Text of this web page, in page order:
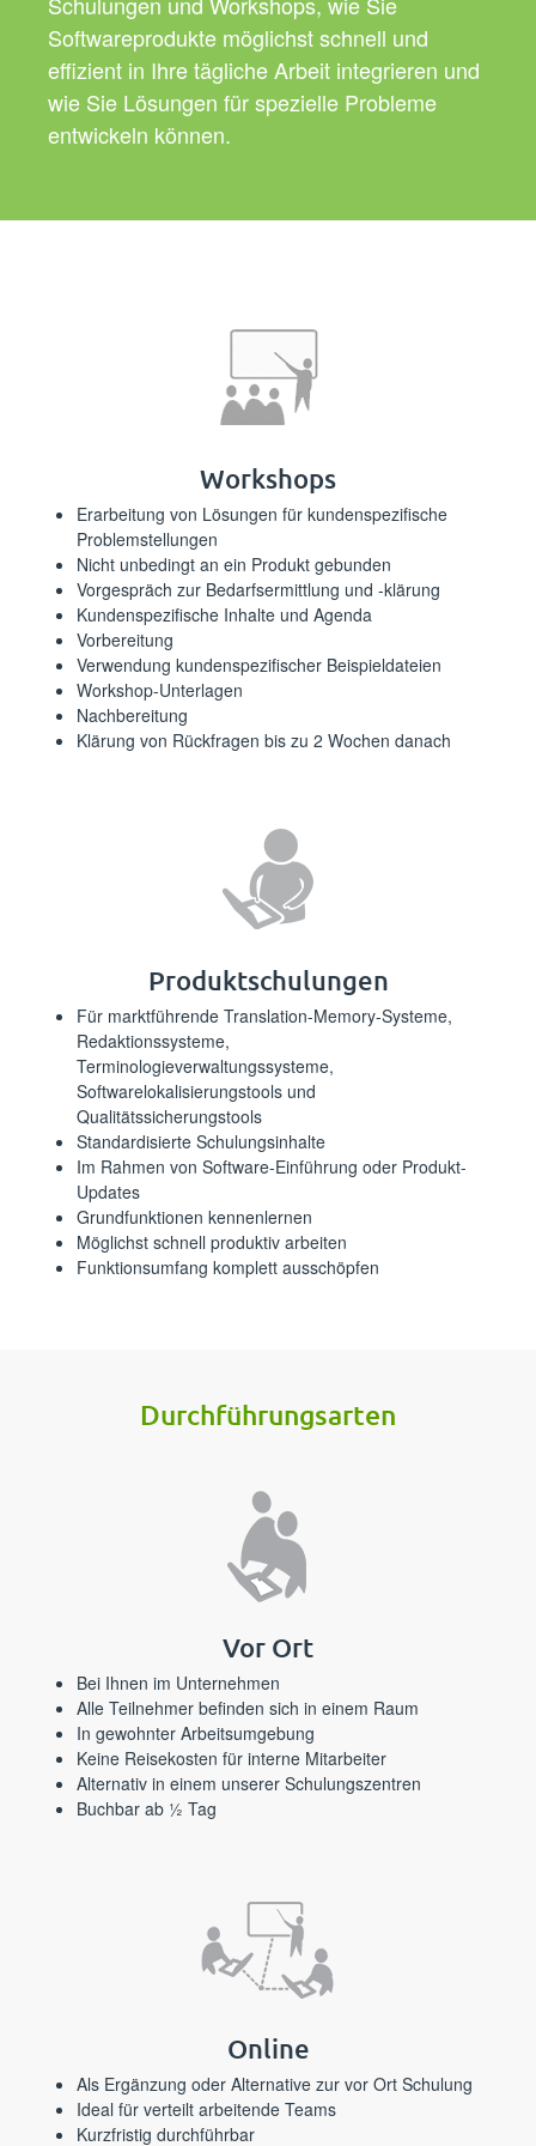
Softwareprodukte möglichst schnell und
effizient in Ihre tägliche Arbeit integrieren und
wie Sie Lösungen für spezielle Probleme
entwickeln können.⁪⁪
⁪⁪⁪‍‍‍‍‍‌​​​‍‌​‌‍‌​‍‌​​​‍​‍‍​​‍‌​​‍​‌‍​‍​​‌⁪Workshops⁪⁪
⁪⁪⁪‌​‌‍​‌‌‍​‍‍​‍‍​‌‌‌‌​‍​​​‌‍‍​​‍‍‍‍‍‌​‍​​‌⁪Erarbeitung von Lösungen für kundenspezifische
Problemstellungen⁪⁪
⁪⁪⁪‌‍​‌‌‍‌‍‍​​‍‍‍‍‍​​‍‌‍​‍​​‍‌‌‍‍‌​‌‍‌‍⁪Nicht unbedingt an ein Produkt gebunden⁪⁪
⁪⁪⁪‌​‍‍​​‌‍‍‍​‌‍‍‍​‍​​​‌​‌‍​‌​​‌‌‍‌‍​​‍‍‍​​​⁪Vorgespräch zur Bedarfsermittlung und -klärung⁪⁪
⁪⁪⁪‍‌‍‌​‍​‍‌​​‌​​‍‍‍‌‍‌​‌​​​​‌​​‍‍‍​‌‌‍​‌‌​⁪Kundenspezifische Inhalte und Agenda⁪⁪
⁪⁪⁪‌‌‍​‍‌​‍​​‍‌‌‍‍‌‌​‌‍​‌‌​‌​‍‌‍‌‌‌‍‌​‌​‌‍⁪Vorbereitung⁪⁪
⁪⁪⁪‍‍‍‌‍​‌‍‌‌​​‍‌‌‍‌‍‌‌​‌​‍‍​‍‌‍‍‍​​‌‌‌‍​‍‌⁪Verwendung kundenspezifischer Beispieldateien⁪⁪
⁪⁪⁪‌‍​‍​​​‌‍‌‌‌​‌‌‌‌​​‌‌‌​​‌‌‌​‌‌​‌‍​‍​​​​‌⁪Workshop-Unterlagen⁪⁪
⁪⁪⁪‌​​‍‌​​​​‍​‌‌‌‍‌‍‍​‌‌‌​‌‌‍‌​‍​‌‍​‍‍​‌‍‍​‍⁪Nachbereitung⁪⁪
⁪⁪⁪‌​​‌‍‌​​‌​​​​‍​‍​‌‌‍‌‍‍​‌‍​‌‌‌‍‍‍‌‍​‌​​‌​⁪Klärung von Rückfragen bis zu 2 Wochen danach⁪⁪
⁪⁪⁪‌‌​‍​‌‌​‍‍‌‌‍​‍‌‍‍‌‌​‍‍‍‌‍‌‌‌‌​‍‍‍‍​​‌​​‌⁪Produktschulungen⁪⁪
⁪⁪⁪‍‌‍​‌‍‌‌‌​​‍​​‌​​‌‌​‍‌​‌‌​‍‍‍​‍​‍​‍‌​​‌​⁪Für marktführende Translation-Memory-Systeme,
Redaktionssysteme,
Terminologieverwaltungssysteme,
Softwarelokalisierungstools und
Qualitätssicherungstools⁪⁪
⁪⁪⁪‍​‍‌‍​​‌‌‌‍​​​‍‍‍‌‌​‍‍‌‍‍‌‍​​‌‍‍‌‌​​‍​‍‍⁪Standardisierte Schulungsinhalte⁪⁪
⁪⁪⁪‌​​‌‌‌‍‍​‌​​​‌‍‌​‍‍​​‍‌‌‍‌‌​​​‍​‌​​​‍‌​‍‍⁪Im Rahmen von Software-Einführung oder Produkt-
Updates⁪⁪
⁪⁪⁪‌‌​​‍​‌​‍‍‍​‌‍‌​‌‌‍‍​​‍​‍​‌​​‍‍‍​‌‌​‍‍‌‍⁪Grundfunktionen kennenlernen⁪⁪
⁪⁪⁪‌‌​‌‍‌​‍​‌​​‌‍‍‌‍‍​‌‍‌‌‌‍​‌‍‍​‍‍​‍‌‌‍​‌‍‌⁪Möglichst schnell produktiv arbeiten⁪⁪
⁪⁪⁪‌‌​‌​​‌‌‌​​​​‍‍​​​​‌​​‌‍​​‌​​‍‍​​‍‍‌‌‌​​⁪Funktionsumfang komplett ausschöpfen⁪⁪
⁪⁪⁪‌​​‍​​‌​‍‌‌​‍​‍‌​‌‍‍‍​​​​‍​​‍‍​‌​‌‌‍‍‍‌‍​⁪Durchführungsarten⁪⁪
⁪⁪⁪‍‍‌‍‌‌‌‍‌​‌​‍‌‍‌​‌‌‍‌‍​‍‌​‍‌​​‍​‌‌​‌​​‍‍⁪Vor Ort⁪⁪
⁪⁪⁪‌​‌‌​‌‍‍​‍‌​‌‍‍​‍​‌‍​‍​​​‍‌‍‌‍‌‌​​‌​‍‍‍​⁪Bei Ihnen im Unternehmen⁪⁪
⁪⁪⁪‌‌‍‍​‍​‌‌‌​‌​​‍​‌‍‌​​‍‌​‌​‌‍​‌​‌‍​‍‌​‌‌⁪Alle Teilnehmer befinden sich in einem Raum⁪⁪
⁪⁪⁪‌‍‌‍‍​​‌‍​‍​​​‌‌‍‍‌‌‍‌‍‍​‍‌​‌‍‌‌‌​‍​‍‍‌‌⁪In gewohnter Arbeitsumgebung⁪⁪
⁪⁪⁪‌‌‌‍​​​‌‍‍​‌​‌​​​‍‍​‌‍‍‌‌‍‍‍‌‍​‌‌​‍‍‍‍‌⁪Keine Reisekosten für interne Mitarbeiter⁪⁪
⁪⁪⁪‍‍‌​‌‌‌‍​‍​‌‌‍​​‌‌​​​​‍‍‍‍‌​‌‍‍‌‌​‌​‌‍​‍⁪Alternativ in einem unserer Schulungszentren⁪⁪
⁪⁪⁪‌​‌‍‌​​​​​​‍‍‌‍‌‍‍‌‌‍​​‍‌​‍​‌‌​​​‍‌‍‌‌‌​​⁪Buchbar ab ½ Tag⁪⁪
⁪⁪⁪‍‍​‍‌‌‌‌​‌‍‌‌‍​​​​‌‍‍‍‌​‍​‌‍‌​‍‍‌‌‌‌​​​‌⁪Online⁪⁪
⁪⁪⁪‍​‍‌‌‍​‌‌‍‌‌​​‍‍​​​​‍‌‍​‍‍​‌​‌‌​​‍‍‌‌⁪Als Ergänzung oder Alternative zur vor Ort Schulung⁪⁪
⁪⁪⁪‍‍‌‌‌‌‍​‌‌​‍‍‍​​‍‍​‍‍‌‍​​​‌‌‌‌‍‌‍‌‌‌‌​‌‌⁪Ideal für verteilt arbeitende Teams⁪⁪
⁪⁪⁪‌​‌​‍​​‌​​​‌‌‍​​​​‍‍​​‌​​‍‍‍‍​‌​​‍‍‌​​‍⁪Kurzfristig durchführbar⁪⁪